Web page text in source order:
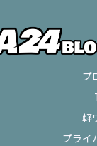
プ
軽
プライ